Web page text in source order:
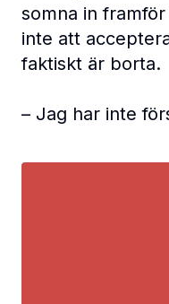
somna in
inte att
faktiskt är borta.
– Jag har inte